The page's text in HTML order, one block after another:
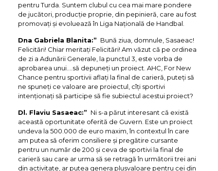
pentru Turda. Suntem clubul cu cea mai mare pondere
de jucători, producție proprie, din pepinieră, care au fost
promovați și evoluează în Liga Națională de Handbal.
Dna Gabriela Blanita:” Bună ziua, domnule, Sasaeac!
Felicitări! Chiar meritați Felicitări! Am văzut că pe ordinea
de zi a Adunării Generale, la punctul 3, este vorba de
aprobarea unui….să depuneți un proiect. AHC, For New
Chance pentru sportivii aflați la final de carieră, puteți să
ne spuneți ce valoare are proiectul, cîți sportivi
intenționați să participe să fie subiectul acestui proiect?
Dl. Flaviu Sasaeac:” Ni s-a părut interesant că există
această oportunitate oferită de Guvern. Este un proiect
undeva la 500.000 de euro maxim, în contextul în care
am putea să oferim consiliere și pregătire cursante
pentru un număr de 200 și ceva de sportivi la final de
carieră sau care ar urma să se retragă în următorii trei ani
din activitate, ar putea genera plusvaloare pentru cei din